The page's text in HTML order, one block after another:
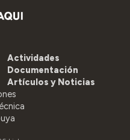
Actividades
Documentación
Artículos y Noticias